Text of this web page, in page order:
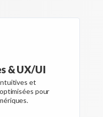
& UX/UI
et
pour